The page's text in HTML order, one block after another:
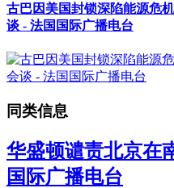
古巴因美国封锁深陷能源危
谈 - 法国国际广播电台
同类信息
华盛顿谴责北京在
国际广播电台